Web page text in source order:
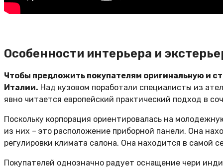
Особенности интерьера и
Чтобы предложить покупателям оригинальную и
Италии. Над кузовом поработали специалисты из
явно читается европейский практический подход в
Поскольку корпорация ориентировалась на
из них – это расположение приборной панели. Она
регулировки климата салона. Она находится в самой
Покупателей однозначно радует оснащение чери